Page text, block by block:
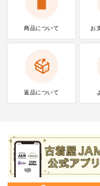
商品について お
返品について